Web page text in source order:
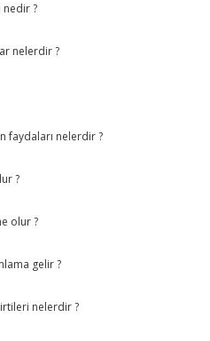
nedir ?
nelerdir ?
faydaları nelerdir ?
?
olur ?
gelir ?
nelerdir ?